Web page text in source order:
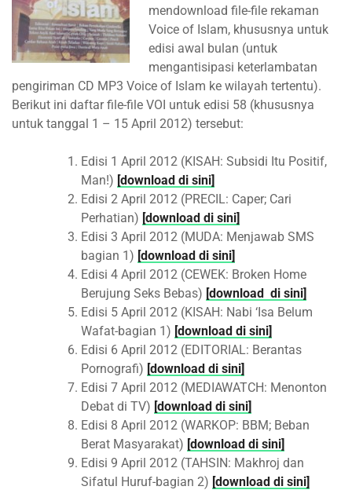
mendownload file-file rekaman
Voice of Islam, khususnya untuk
edisi awal bulan (untuk
mengantisipasi keterlambatan
pengiriman CD MP3 Voice of Islam ke wilayah tertentu).
Berikut ini daftar file-file VOI untuk edisi 58 (khususnya
untuk tanggal 1 – 15 April 2012) tersebut:
Edisi 1 April 2012 (KISAH: Subsidi Itu Positif,
Man!) [download di sini]
Edisi 2 April 2012 (PRECIL: Caper; Cari
Perhatian) [download di sini]
Edisi 3 April 2012 (MUDA: Menjawab SMS
bagian 1) [download di sini]
Edisi 4 April 2012 (CEWEK: Broken Home
Berujung Seks Bebas) [download di sini]
Edisi 5 April 2012 (KISAH: Nabi ‘Isa Belum
Wafat-bagian 1) [download di sini]
Edisi 6 April 2012 (EDITORIAL: Berantas
Pornografi) [download di sini]
Edisi 7 April 2012 (MEDIAWATCH: Menonton
Debat di TV) [download di sini]
Edisi 8 April 2012 (WARKOP: BBM; Beban
Berat Masyarakat) [download di sini]
Edisi 9 April 2012 (TAHSIN: Makhroj dan
Sifatul Huruf-bagian 2) [download di sini]